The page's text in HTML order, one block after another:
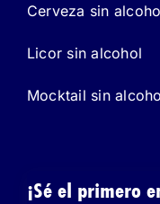
Cerveza sin
Licor sin alcohol
Mocktail sin
¡Sé el primero